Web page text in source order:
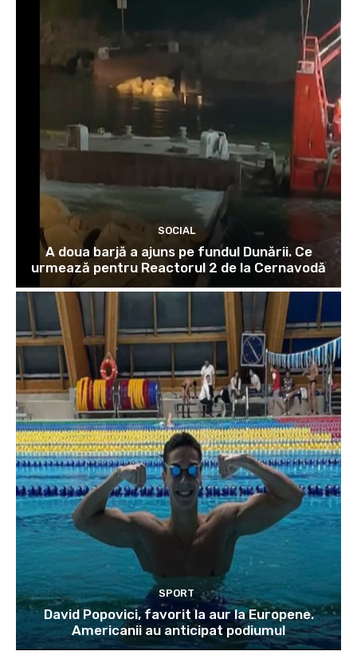
SOCIAL
A doua barjă a ajuns pe fundul Dunării. Ce
urmează pentru Reactorul 2 de la Cernavodă
SPORT
David Popovici, favorit la aur la Europene.
Americanii au anticipat podiumul